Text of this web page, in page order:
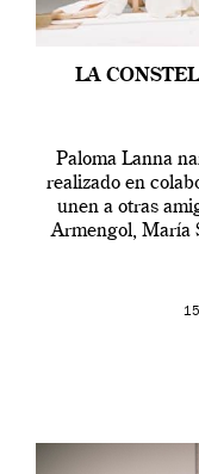
LA
Paloma Lanna
realizado en
unen a otras
Armengol, María